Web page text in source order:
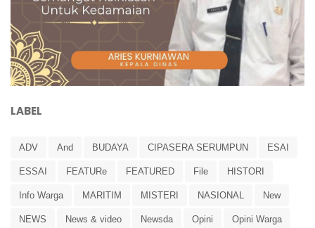
LABEL
ADV And BUDAYA CIPASERA SERUMPUN ESAI
ESSAI FEATURe FEATURED File HISTORI
Info Warga MARITIM MISTERI NASIONAL New
NEWS News & video Newsda Opini Opini Warga